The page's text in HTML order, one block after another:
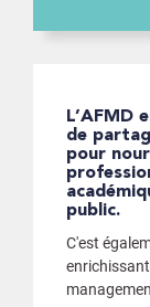
L’AFMD est un espace de production et
de
pour
public.
C'est